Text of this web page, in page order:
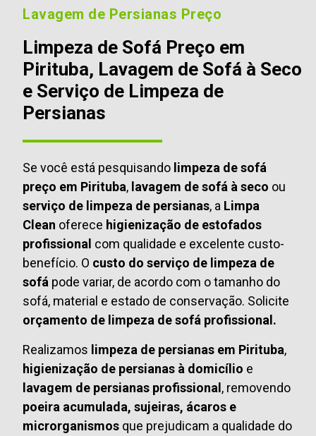
Lavagem de Persianas Preço
Limpeza de Sofá Preço em
Pirituba, Lavagem de Sofá à Seco
e Serviço de Limpeza de
Persianas
Se você está pesquisando limpeza de sofá
preço em Pirituba, lavagem de sofá à seco ou
serviço de limpeza de persianas, a Limpa
Clean oferece higienização de estofados
profissional com qualidade e excelente custo-
benefício. O custo do serviço de limpeza de
sofá pode variar, de acordo com o tamanho do
sofá, material e estado de conservação. Solicite
orçamento de limpeza de sofá profissional.
Realizamos limpeza de persianas em Pirituba,
higienização de persianas à domicílio e
lavagem de persianas profissional, removendo
poeira acumulada, sujeiras, ácaros e
microrganismos que prejudicam a qualidade do